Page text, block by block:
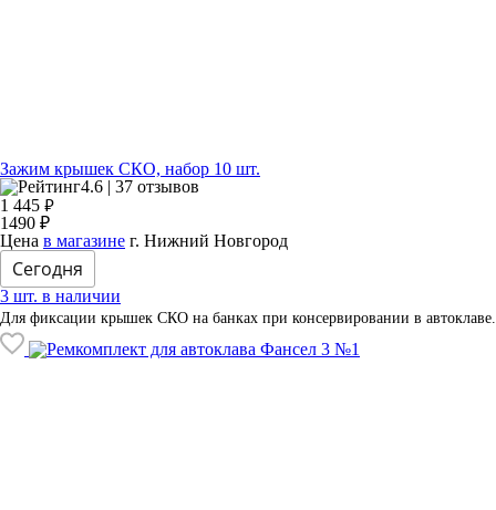
Зажим крышек СКО, набор 10 шт.
4.6 | 37 отзывов
1 445 ₽
1490 ₽
Цена в магазине г. Нижний Новгород
Сегодня
3 шт. в наличии
Для фиксации крышек СКО на банках при консервировании в автоклаве.